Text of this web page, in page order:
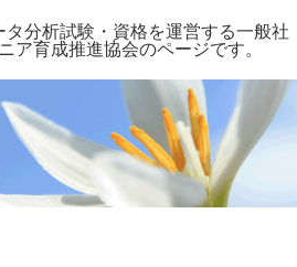
分析試験・資格を運営する一般社
ア育成推進協会のページです。